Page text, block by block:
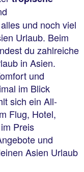
und noch viel
Urlaub. Beim
du zahlreiche
in Asien.
und
im Blick
sich ein All-
Flug, Hotel,
Preis
und
Asien Urlaub